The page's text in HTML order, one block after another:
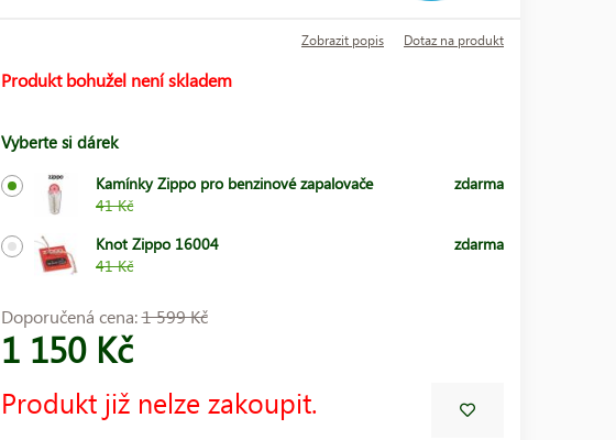
Zobrazit popis Dotaz na produkt
Produkt bohužel není skladem
Vyberte si dárek
Kamínky Zippo pro benzinové zapalovače
41 Kč
zdarma
Knot Zippo 16004
41 Kč
zdarma
Doporučená cena:1 599 Kč
1 150 Kč
Produkt již nelze zakoupit.